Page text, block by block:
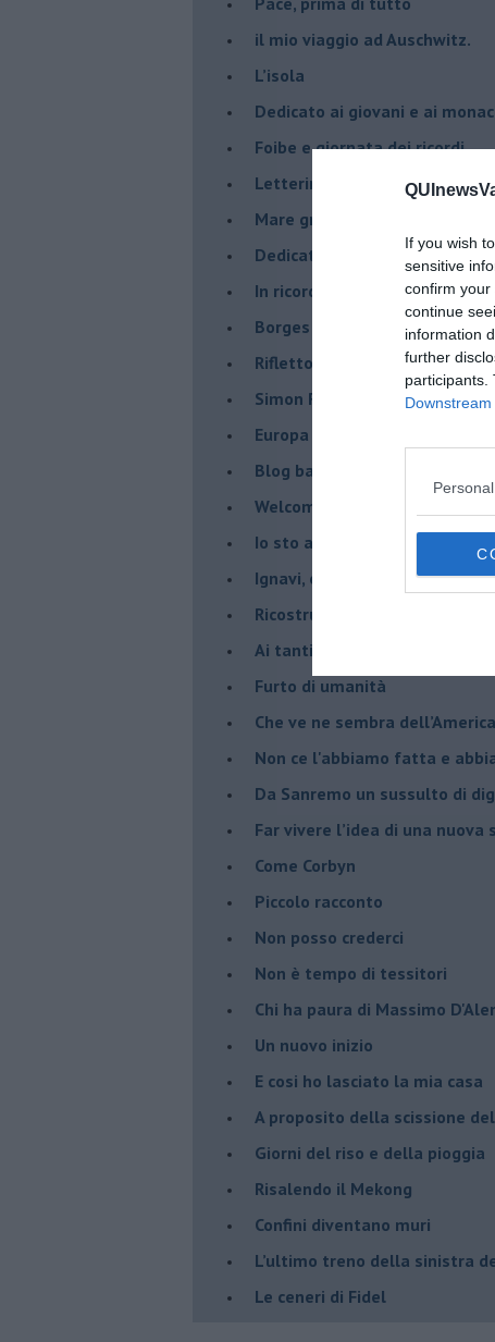
If you wish
sensitive
confirm your
continue
information
further
participants.
​il mio viaggio ad Auschwitz.
​L’isola
Dedicato ai giovani e ai
​Foibe e giornata dei ricordi
Letterina di Natale
Mare greco
​Dedicato a George Floyd
​In ricordo di un compagno.
Borges aveva capito
Riflettono fiori rossi
Simon Radowitzky
Europa vicina e lontana dal
Blog barbino
Welcome to America
​Io sto ancora con gli indiani
​Ignavi, opportunisti e codardi
Ricostruire una identità
Ai tanti, troppi, silenzi.
​Furto di umanità
​Che ve ne sembra
Non ce l'abbiamo fatta e
​Da Sanremo un sussulto di
Far vivere l’idea di una nuova
Come Corbyn
Piccolo racconto
Non posso crederci
Non è tempo di tessitori
Chi ha paura di Massimo
Un nuovo inizio
​E cosi ho lasciato la mia casa
A proposito della scissione
​Giorni del riso e della pioggia
Risalendo il Mekong
Confini diventano muri
L’ultimo treno della sinistra
Le ceneri di Fidel